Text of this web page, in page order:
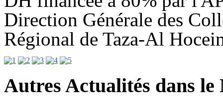
Direction Générale des
Régional de Taza-Al
Autres Actualités dans le